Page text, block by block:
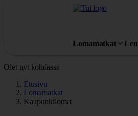
Lomamatkat
Olet nyt kohdassa
Etusivu
Lomamatkat
Kaupunkilomat